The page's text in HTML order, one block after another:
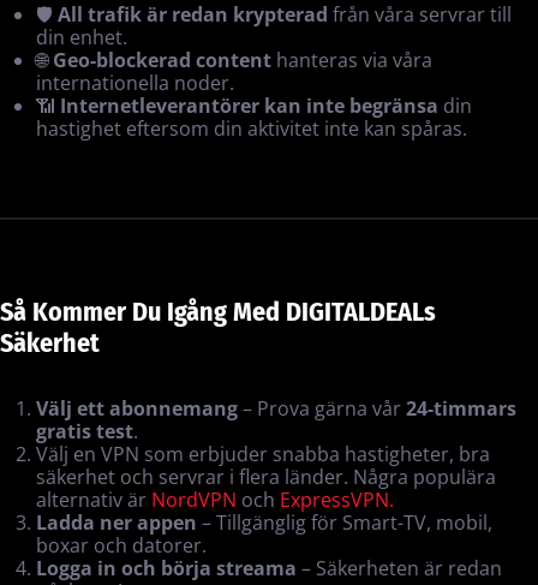
🛡️ All trafik är redan krypterad från våra servrar till
din enhet.
🌐Geo-blockerad content hanteras via våra
internationella noder.
📶 Internetleverantörer kan inte begränsa din
hastighet eftersom din aktivitet inte kan spåras.
Så Kommer Du Igång Med DIGITALDEALs
Säkerhet
Välj ett abonnemang– Prova gärna vår24-timmars
gratis test.
Välj en VPN som erbjuder snabba hastigheter, bra
säkerhet och servrar i flera länder. Några populära
alternativ är NordVPN och ExpressVPN.
Ladda ner appen – Tillgänglig för Smart-TV, mobil,
boxar och datorer.
Logga in och börja streama – Säkerheten är redan